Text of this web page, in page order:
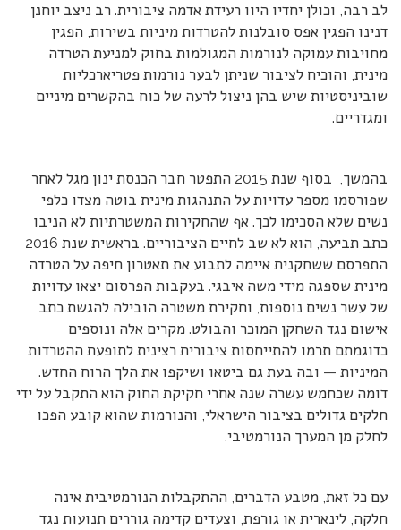
לב רבה, וכולן יחדיו היוו רעידת אדמה ציבורית. רב ניצב יוחנן
דנינו הפגין אפס סובלנות להטרדות מיניות בשירות, הפגין
מחויבות עמוקה לנורמות המגולמות בחוק למניעת הטרדה
מינית, והוכיח לציבור שניתן לבער נורמות פטריארכליות
שוביניסטיות שיש בהן ניצול לרעה של כוח בהקשרים מיניים
ומגדריים.
בהמשך, בסוף שנת 2015 התפטר חבר הכנסת ינון מגל לאחר
שפורסמו מספר עדויות על התנהגות מינית בוטה מצדו כלפי
נשים שלא הסכימו לכך. אף שהחקירות המשטרתיות לא הניבו
כתב תביעה, הוא לא שב לחיים הציבוריים. בראשית שנת 2016
התפרסם ששחקנית איימה לתבוע את תאטרון חיפה על הטרדה
מינית שספגה מידי משה איבגי. בעקבות הפרסום יצאו עדויות
של עשר נשים נוספות, וחקירת משטרה הובילה להגשת כתב
אישום נגד השחקן המוכר והבולט. מקרים אלה ונוספים
כדוגמתם תרמו להתייחסות ציבורית רצינית לתופעת ההטרדות
המיניות — ובה בעת גם ביטאו ושיקפו את הלך הרוח החדש.
דומה שכחמש עשרה שנה אחרי חקיקת החוק הוא התקבל על ידי
חלקים גדולים בציבור הישראלי, והנורמות שהוא קובע הפכו
לחלק מן המערך הנורמטיבי.
עם כל זאת, מטבע הדברים, ההתקבלות הנורמטיבית אינה
חלקה, לינארית או גורפת, וצעדים קדימה גוררים תנועות נגד